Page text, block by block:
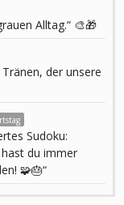
Alltag.“ 🎨🎁
der unsere
Sudoku:
du immer
🧩🎂“